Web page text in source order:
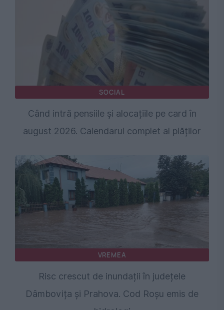
SOCIAL
Când intră pensiile și alocațiile pe card în
august 2026. Calendarul complet al plăților
VREMEA
Risc crescut de inundații în județele
Dâmbovița și Prahova. Cod Roșu emis de